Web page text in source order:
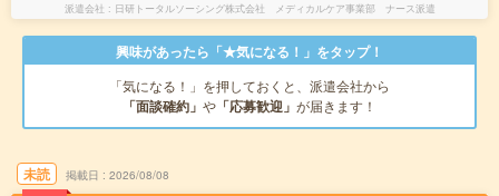
派遣会社 日研トータルソーシング株式会社 メディカルケア事業部 ナース派遣
興味があったら「★気になる！」をタップ！
「気になる！」を押しておくと、派遣会社から
「面談確約」 や 「応募歓迎」 が届きます！
未読 掲載日 2026/08/08